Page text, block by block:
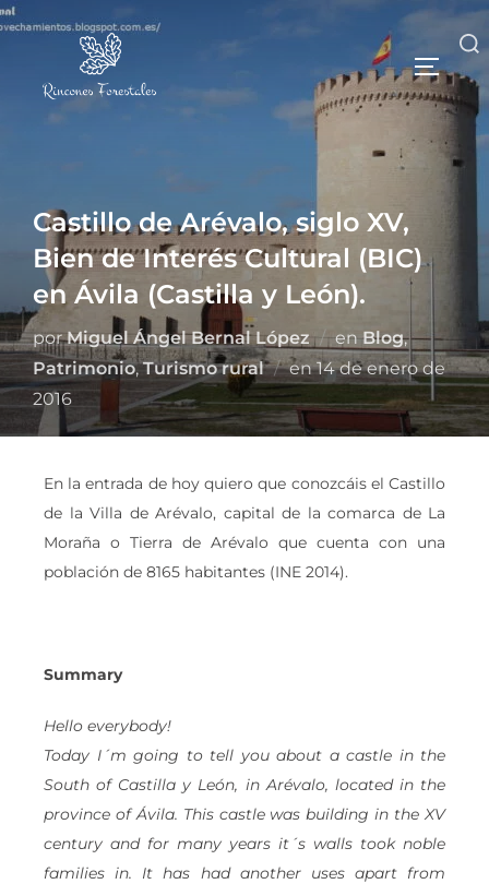
Castillo de Arévalo, siglo XV,
Bien de Interés Cultural (BIC)
en Ávila (Castilla y León).
porMiguel Ángel Bernal López enBlog,
Patrimonio,Turismo rural en14 de enero de
2016
En la entrada de hoy quiero que conozcáis el Castillo
de la Villa de Arévalo, capital de la comarca de La
Moraña o Tierra de Arévalo que cuenta con una
población de 8165 habitantes (INE 2014).
Summary
Hello everybody!
Today I´m going to tell you about a castle in the
South of Castilla y León, in Arévalo, located in the
province of Ávila. This castle was building in the XV
century and for many years it´s walls took noble
families in. It has had another uses apart from